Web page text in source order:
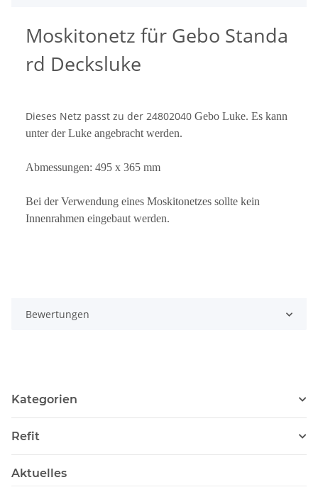
Moskitonetz für Gebo Standa
rd Decksluke
Dieses Netz passt zu der 24802040 Gebo Luke. Es kann
unter der Luke angebracht werden.
Abmessungen: 495 x 365 mm
Bei der Verwendung eines Moskitonetzes sollte kein
Innenrahmen eingebaut werden.
Bewertungen
Kategorien
Refit
Aktuelles